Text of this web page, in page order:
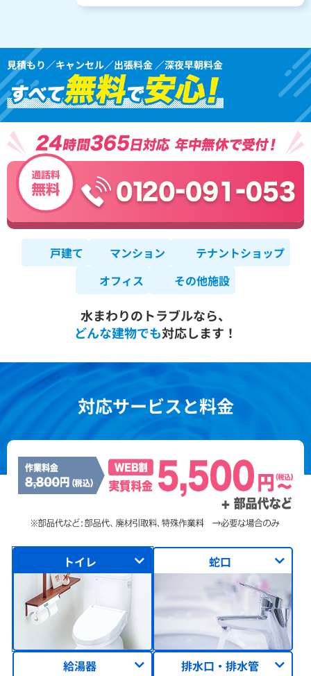
見積もり／キャンセル／出張料金 ／深夜早朝料金
戸建て マンション
テナントショップ
オフィス
その他施設
水まわりのトラブルなら、
どんな建物でも対応します！
対応サービスと料金
トイレ 蛇口
給湯器 排水口・排水管